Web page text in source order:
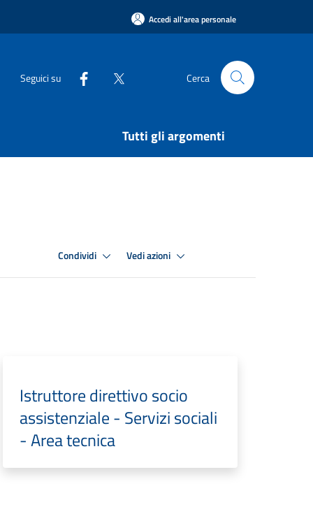
Accedi all'area personale
Seguici su Cerca
Tutti gli argomenti
Condividi Vedi azioni
Istruttore direttivo socio
assistenziale - Servizi sociali
- Area tecnica